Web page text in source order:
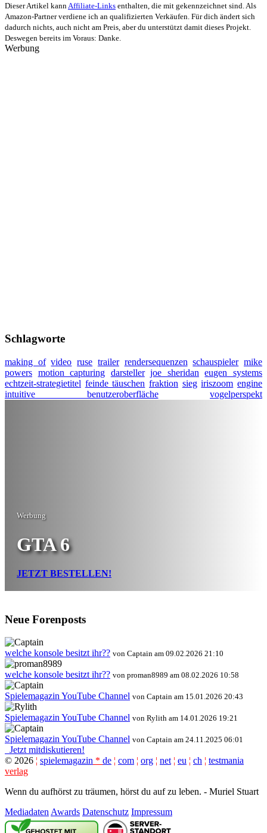
Dieser Artikel kann Affiliate-Links enthalten, die mit gekennzeichnet sind. Als
Amazon-Partner verdiene ich an qualifizierten Verkäufen. Für dich ändert sich
dadurch nichts, auch nicht am Preis, aber du unterstützt damit dieses Projekt.
Deswegen bereits im Voraus: Danke.
Werbung
Schlagworte
making of video ruse trailer rendersequenzen schauspieler mike
powers motion capturing darsteller joe sheridan
eugen systems
echtzeit-strategietitel feinde täuschen fraktion sieg iriszoom engine
intuitive benutzeroberfläche
vogelperspekt
Werbung
GTA 6
JETZT BESTELLEN!
Neue Forenposts
welche konsole besitzt ihr?? von Captain am 09.02.2026 21:10
welche konsole besitzt ihr?? von proman8989 am 08.02.2026 10:58
Spielemagazin YouTube Channel von Captain am 15.01.2026 20:43
Spielemagazin YouTube Channel von Rylith am 14.01.2026 19:21
Spielemagazin YouTube Channel von Captain am 24.11.2025 06:01
Jetzt mitdiskutieren!
© 2026 ¦ spielemagazin * de ¦ com ¦ org ¦ net ¦ eu ¦ ch ¦ testmania
verlag
Wenn du aufhörst zu träumen, hörst du auf zu leben. - Muriel Stuart
MediadatenAwards Datenschutz Impressum